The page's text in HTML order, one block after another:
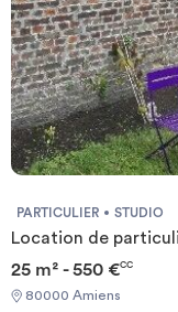
PARTICULIER STUDIO
Location de
25 m² - 550 €CC
80000 Amiens